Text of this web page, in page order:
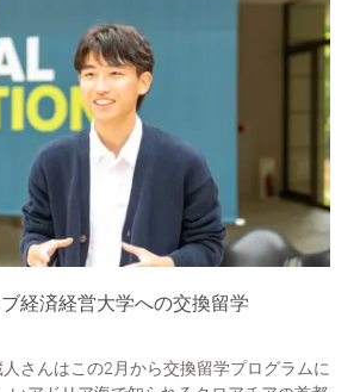
経済経営大学への交換留学
さんはこの2月から交換留学プログラムに